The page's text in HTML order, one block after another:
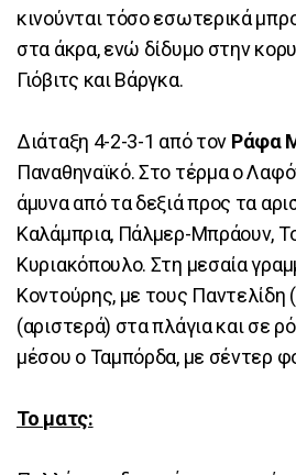
κινούνται τόσο εσωτερικά
στα άκρα, ενώ δίδυμο στην
Γιόβιτς και Βάργκα.
Διάταξη 4-2-3-1 από τον Ράφα
Παναθηναϊκό. Στο τέρμα ο
άμυνα από τα δεξιά προς τα
Καλάμπρια, Πάλμερ-Μπράουν,
Κυριακόπουλο. Στη μεσαία
Κοντούρης, με τους Παντελίδη
(αριστερά) στα πλάγια και σε
μέσου ο Ταμπόρδα, με σέντερ
Το ματς: